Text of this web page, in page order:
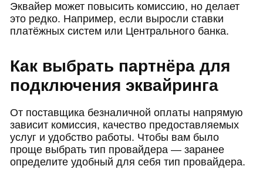
Эквайер может повысить комиссию, но делает
это редко. Например, если выросли ставки
платёжных систем или Центрального банка.
Как выбрать партнёра для
подключения эквайринга
От поставщика безналичной оплаты напрямую
зависит комиссия, качество предоставляемых
услуг и удобство работы. Чтобы вам было
проще выбрать тип провайдера — заранее
определите удобный для себя тип провайдера.